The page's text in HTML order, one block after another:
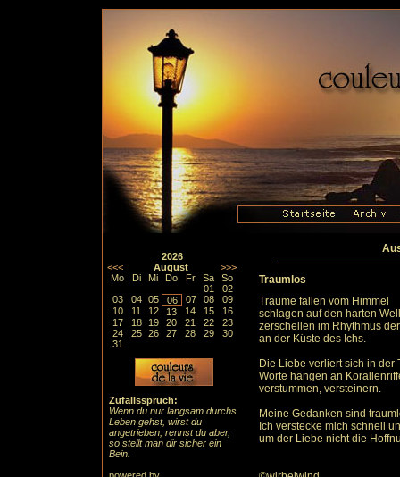
2026
<<<
August
>>>
Mo
Di Mi Do Fr Sa
So
01
02
03
04 05 06 07 08
09
10
11 12 13 14 15
16
17
18 19 20 21 22
23
24
25 26 27 28 29
30
31
Zufallsspruch:
Wenn du nur langsam durchs
Leben gehst, wirst du
angetrieben; rennst du aber,
so stellt man dir sicher ein
Bein.
Traumlos
Träume fallen vom Himmel
schlagen auf den harten
zerschellen im Rhythmus
an der Küste des Ichs.
Die Liebe verliert sich in der
Worte hängen an
verstummen, versteinern.
Meine Gedanken sind
Ich verstecke mich schnell
um der Liebe nicht die